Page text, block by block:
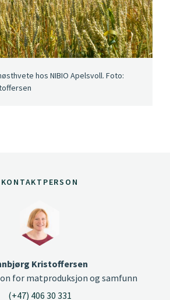
hos NIBIO Apelsvoll. Foto:
KONTAKTPERSON
Kristoffersen
for matproduksjon og samfunn
(+47) 406 30 331